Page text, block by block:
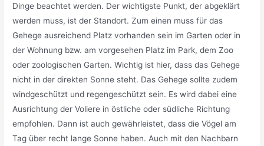
Dinge beachtet werden. Der wichtigste Punkt, der abgeklärt
werden muss, ist der Standort. Zum einen muss für das
Gehege ausreichend Platz vorhanden sein im Garten oder in
der Wohnung bzw. am vorgesehen Platz im Park, dem Zoo
oder zoologischen Garten. Wichtig ist hier, dass das Gehege
nicht in der direkten Sonne steht. Das Gehege sollte zudem
windgeschützt und regengeschützt sein. Es wird dabei eine
Ausrichtung der Voliere in östliche oder südliche Richtung
empfohlen. Dann ist auch gewährleistet, dass die Vögel am
Tag über recht lange Sonne haben. Auch mit den Nachbarn